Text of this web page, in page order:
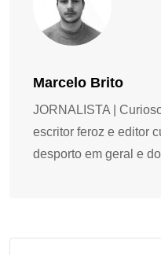
Marcelo Brito
JORNALISTA |
escritor feroz e editor
desporto em geral e